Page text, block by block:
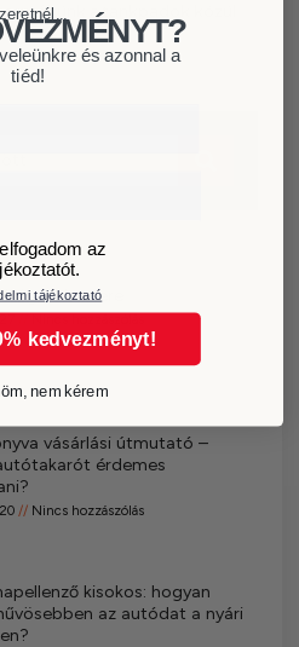
a tankpadok közül
csere
vásárlási útmutató –
érdemes
Nincs hozzászólás
kisokos: hogyan
az autódat a nyári
és azonnal a
tiéd!
az
tájékoztató
kedvezményt!
nem kérem